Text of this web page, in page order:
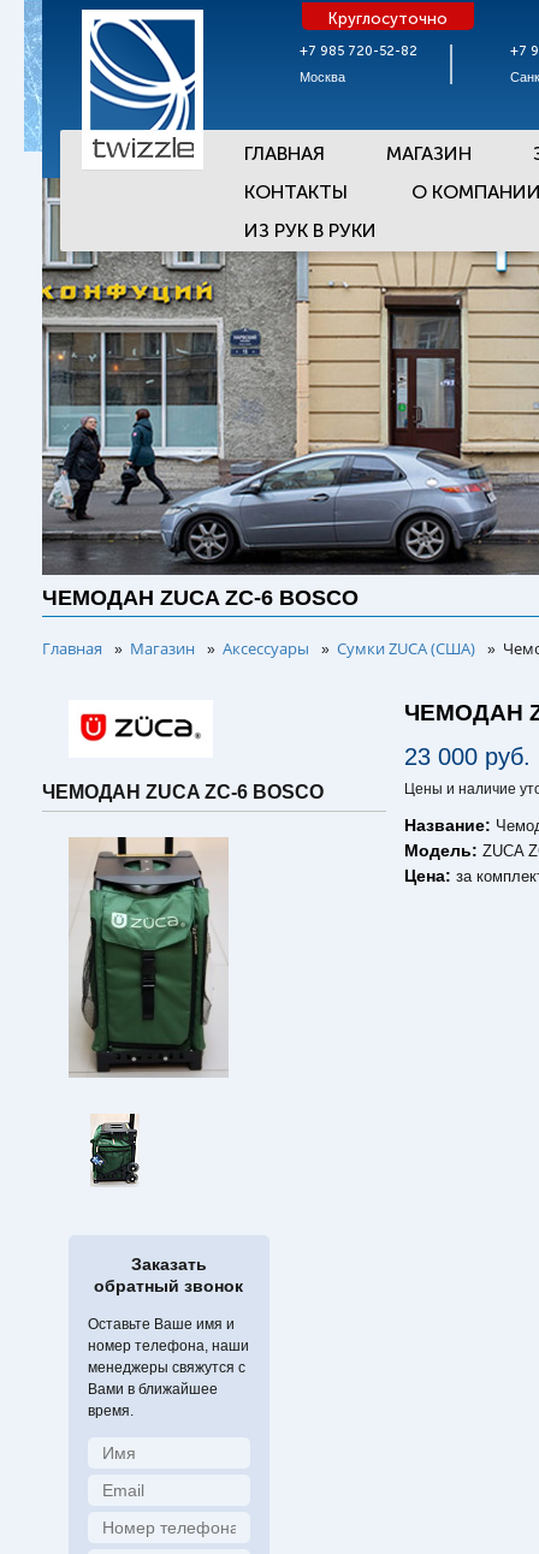
+7 985 720-52-82
Москва
Круглосуточно
+7
ГЛАВНАЯ МАГАЗИН
КОНТАКТЫ
О
ИЗ РУК В РУКИ
ЧЕМОДАН ZUCA ZC-6 BOSCO
Главная » Магазин » Аксессуары » Сумки ZUCA (США) »
ЧЕМОДАН ZUCA ZC-6 BOSCO
Заказать
обратный звонок
Оставьте Ваше имя и
номер телефона, наши
менеджеры свяжутся с
Вами в ближайшее
время.
ЧЕМОДАН
23 000 руб.
Цены и наличие
Название:
Модель:ZUCA
Цена:за